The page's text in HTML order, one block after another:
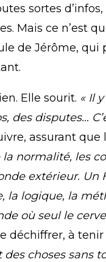
sortes
Mais ce n’est
de Jérôme, qui
Elle sourit. « Il
des disputes…
assurant
normalité, les
extérieur. Un
la logique, la
où seul le
déchiffrer, à
des choses sans